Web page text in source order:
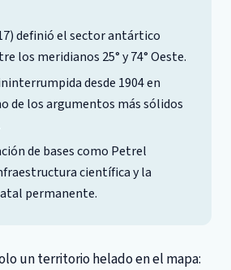
definió el sector antártico
los meridianos 25° y 74° Oeste.
desde 1904 en
de los argumentos más sólidos
de bases como Petrel
científica y la
permanente.
un territorio helado en el mapa: